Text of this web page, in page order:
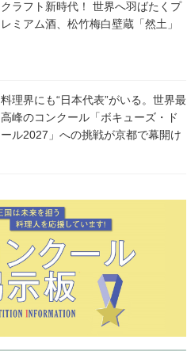
クラフト新時代！ 世界へ羽ばたくプ
レミアム酒、松竹梅白壁蔵「然土」
料理界にも“日本代表”がいる。世界最
高峰のコンクール「ボキューズ・ド
ール2027」への挑戦が京都で幕開け